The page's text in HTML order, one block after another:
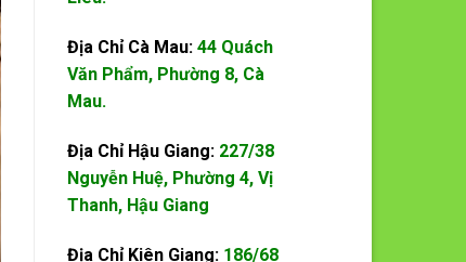
Địa Chỉ Cà Mau: 44 Quách
Văn Phẩm, Phường 8, Cà
Mau.
Địa Chỉ Hậu Giang: 227/38
Nguyễn Huệ, Phường 4, Vị
Thanh, Hậu Giang
Địa Chỉ Kiên Giang: 186/68